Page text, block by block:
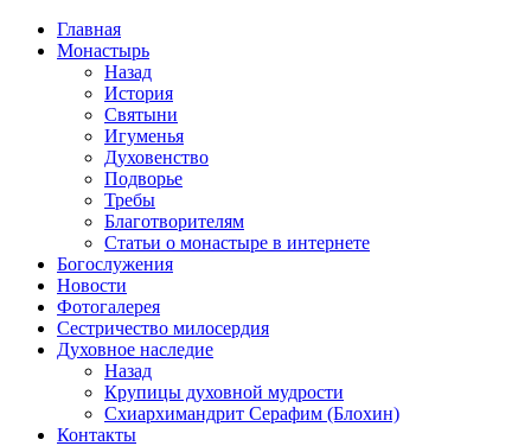
Перейти
содержимому
Главная
Монастырь
Назад
История
Святыни
Игуменья
Духовенство
Подворье
Требы
Благотворителям
Статьи о монастыре в интернете
Богослужения
Новости
Фотогалерея
Сестричество милосердия
Духовное наследие
Назад
Крупицы духовной мудрости
Схиархимандрит Серафим (Блохин)
Контакты